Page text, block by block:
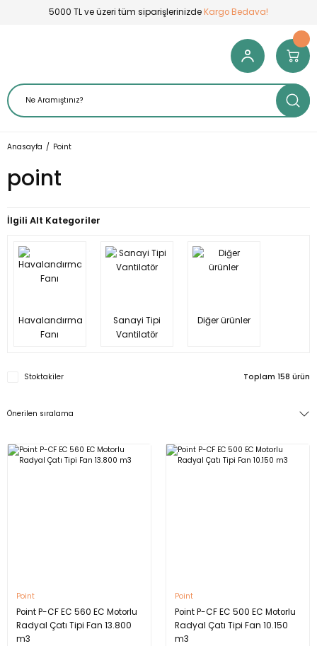
5000 TL ve üzeri tüm siparişlerinizde Kargo Bedava!
Anasayfa Point
point
İlgili Alt Kategoriler
Havalandırma
Fanı
Sanayi Tipi
Vantilatör
Diğer ürünler
Stoktakiler Toplam 158 ürün
Point
Point P-CF EC 560 EC Motorlu
Radyal Çatı Tipi Fan 13.800
m3
Point
Point P-CF EC 500 EC Motorlu
Radyal Çatı Tipi Fan 10.150
m3